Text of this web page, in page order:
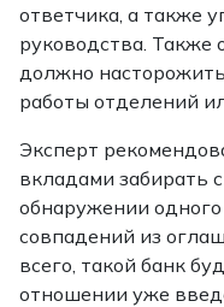
ответчика, а также
руководства. Также
должно
работы отделений
Эксперт
вкладами забирать
обнаружении
совпадений из
всего, такой банк
отношении уже